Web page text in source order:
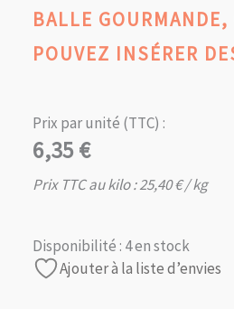
BALLE
POUVEZ INSÉRER
Prix par unité (TTC) :
6,35€
Prix TTC au kilo :25,40€/ kg
Disponibilité : 4 en stock
Ajouter à la liste d’envies